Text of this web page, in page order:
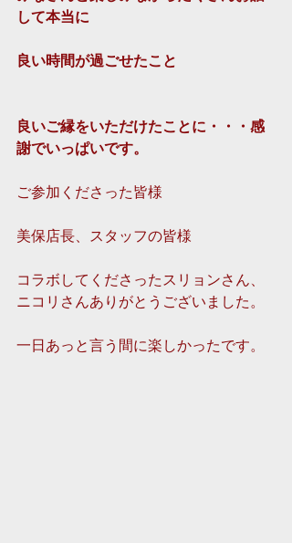
して本当に
良い時間が過ごせたこと
良いご縁をいただけたことに・・・感
謝でいっぱいです。
ご参加くださった皆様
美保店長、スタッフの皆様
コラボしてくださったスリョンさん、
ニコリさんありがとうございました。
一日あっと言う間に楽しかったです。